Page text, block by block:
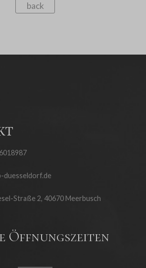
back
duesseldorf.de
Straße 2, 40670 Meerbusch
Öffnungszeiten